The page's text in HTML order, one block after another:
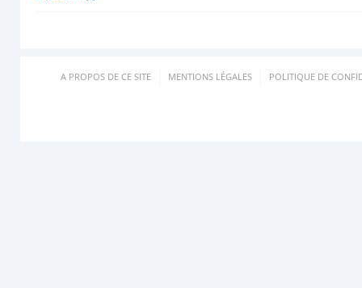
A PROPOS DE CE SITE MENTIONS LÉGALES POLITIQUE DE